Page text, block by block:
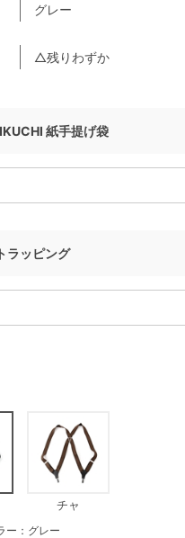
グレー
△残りわずか
紙手提げ袋
ラッピング
チャ
ー：グレー